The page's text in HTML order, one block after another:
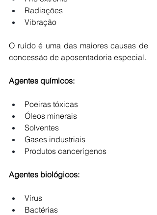
Radiações
Vibração
O ruído é uma das maiores causas de
concessão de aposentadoria especial.
Agentes químicos:
Poeiras tóxicas
Óleos minerais
Solventes
Gases industriais
Produtos cancerígenos
Agentes biológicos:
Vírus
Bactérias